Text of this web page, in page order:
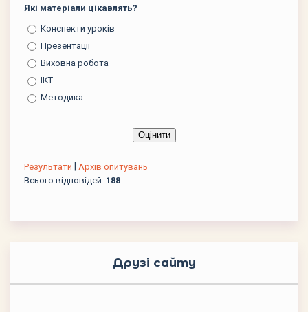
Які матеріали цікавлять?
Конспекти уроків
Презентації
Виховна робота
ІКТ
Методика
Результати
Архів опитувань
Всього відповідей: 188
Друзі сайту